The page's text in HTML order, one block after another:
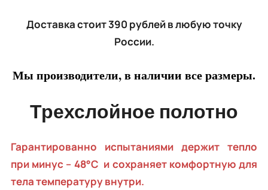
Доставка стоит 390 рублей в любую точку
России.
Мы производители, в наличии все размеры.
Трехслойное полотно
Гарантированно испытаниями держит тепло
при минус – 48°C и сохраняет комфортную для
тела температуру внутри.